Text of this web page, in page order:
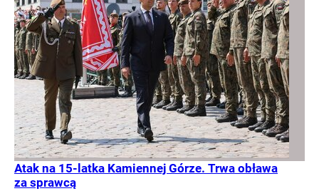
Atak na 15-latka Kamiennej Górze. Trwa obława
za sprawcą